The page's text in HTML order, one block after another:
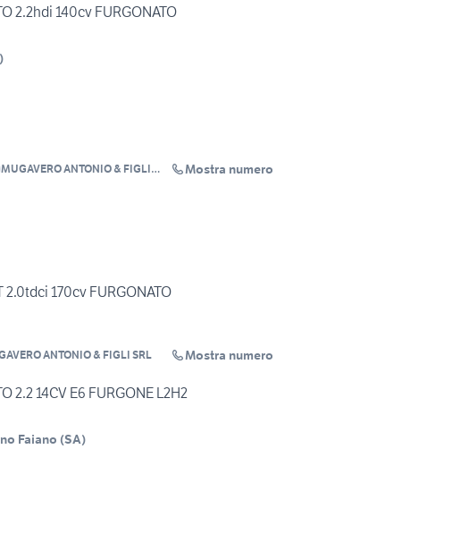
2.2hdi 140cv FURGONATO
)
MUGAVERO ANTONIO & FIGLI
Mostra numero
2.0tdci 170cv FURGONATO
ANTONIO & FIGLI SRL Mostra numero
2.2 14CV E6 FURGONE L2H2
Faiano (SA)